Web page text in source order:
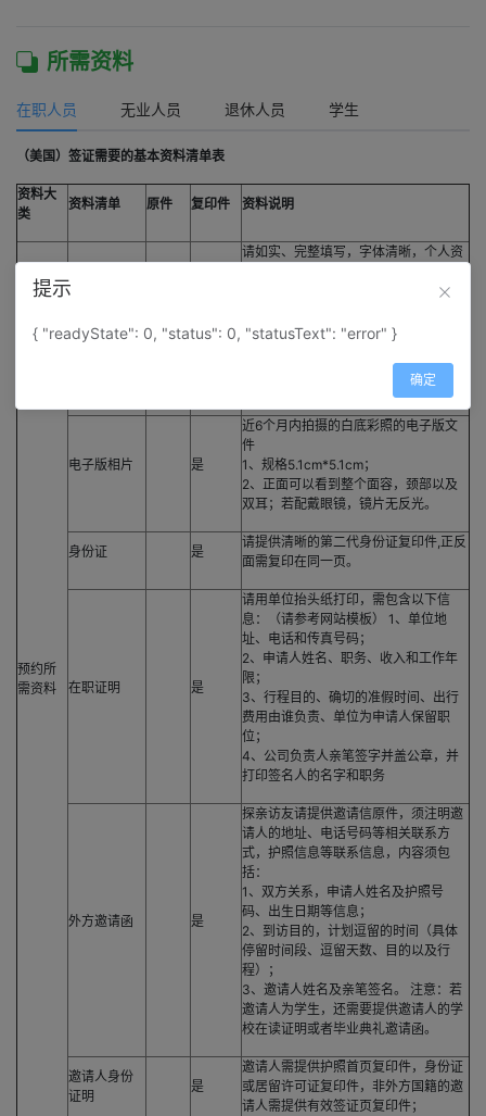
所需资料
在职人员 无业人员 退休人员 学生
（美国）签证需要的基本资料清单表
资料大
类
资料清单 原件 复印件 资料说明
预约所
需资料
请如实、完整填写，字体清晰，个人资
护照首页扫描件
电子版相片 是
近6个月内拍摄的白底彩照的电子版文
件
1、规格5.1cm*5.1cm；
2、正面可以看到整个面容，颈部以及
双耳；若配戴眼镜，镜片无反光。
身份证 是
请提供清晰的第二代身份证复印件,正反
面需复印在同一页。
在职证明 是
请用单位抬头纸打印，需包含以下信
息：（请参考网站模板） 1、单位地
址、电话和传真号码；
2、申请人姓名、职务、收入和工作年
限；
3、行程目的、确切的准假时间、出行
费用由谁负责、单位为申请人保留职
位；
4、公司负责人亲笔签字并盖公章，并
打印签名人的名字和职务
外方邀请函 是
探亲访友请提供邀请信原件，须注明邀
请人的地址、电话号码等相关联系方
式，护照信息等联系信息，内容须包
括：
1、双方关系，申请人姓名及护照号
码、出生日期等信息；
2、到访目的，计划逗留的时间（具体
停留时间段、逗留天数、目的以及行
程）；
3、邀请人姓名及亲笔签名。 注意：若
邀请人为学生，还需要提供邀请人的学
校在读证明或者毕业典礼邀请函。
邀请人身份
证明
是
邀请人需提供护照首页复印件，身份证
或居留许可证复印件，非外方国籍的邀
请人需提供有效签证页复印件；
提示
{ "readyState": 0, "status": 0, "statusText": "error" }
确定